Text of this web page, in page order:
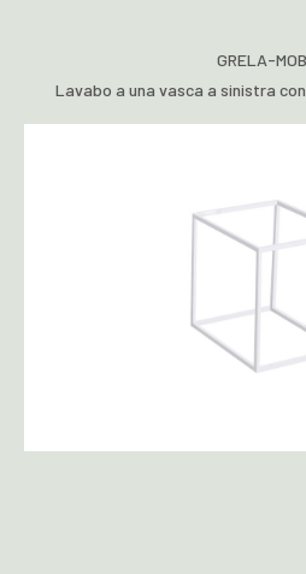
GRELA-
Lavabo a una vasca a sinistra